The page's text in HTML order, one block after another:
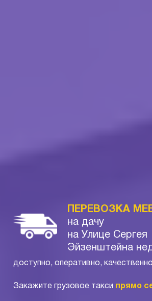
ПЕРЕВОЗКА
на дачу
на Улице Сергея
Эйзенштейна
доступно, оперативно, качественно
Закажите грузовое такси прямо